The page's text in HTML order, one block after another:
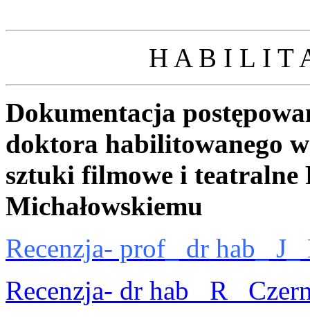
H A B I L I T
Dokumentacja
doktora habilitowanego
sztuki filmowe i teatralne
Michałowskiemu
Recenzja- prof_ dr hab_ J_
Recenzja- dr hab_ R_